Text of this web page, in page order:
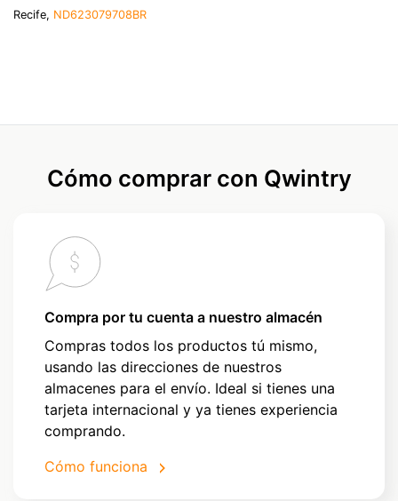
Recife, ND623079708BR
Cómo comprar con Qwintry
Compra por tu cuenta a nuestro almacén
Compras todos los productos tú mismo,
usando las direcciones de nuestros
almacenes para el envío. Ideal si tienes una
tarjeta internacional y ya tienes experiencia
comprando.
Cómo funciona